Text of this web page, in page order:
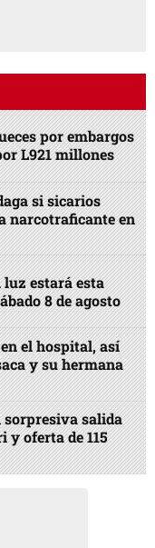
por embargos
L921 millones
si sicarios
narcotraficante en
estará esta
8 de agosto
el hospital, así
y su hermana
sorpresiva salida
y oferta de 115